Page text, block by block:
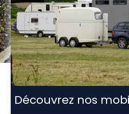
Découvrez nos